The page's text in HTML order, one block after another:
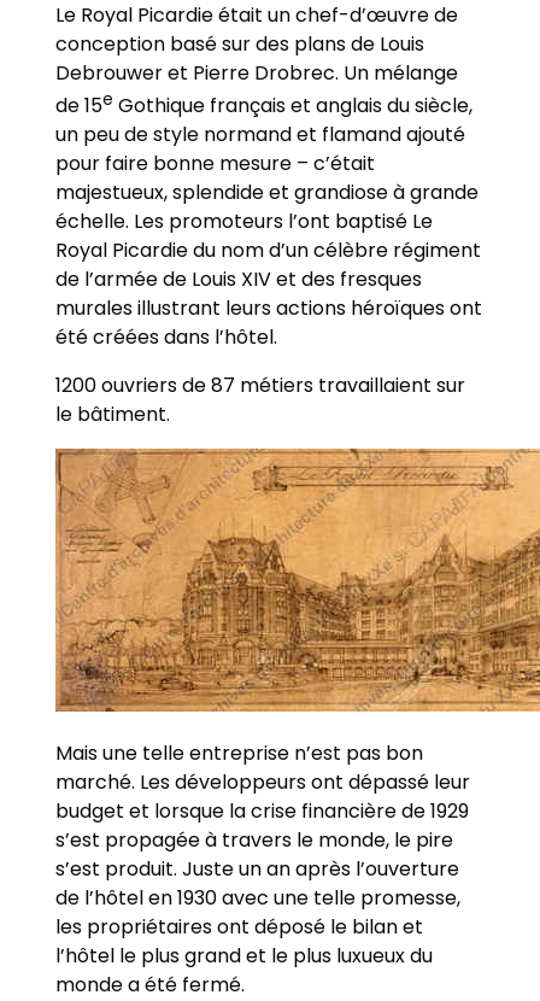
Le Royal Picardie était un chef-d’œuvre de
conception basé sur des plans de Louis
Debrouwer et Pierre Drobrec. Un mélange
de 15e Gothique français et anglais du siècle,
un peu de style normand et flamand ajouté
pour faire bonne mesure – c’était
majestueux, splendide et grandiose à grande
échelle. Les promoteurs l’ont baptisé Le
Royal Picardie du nom d’un célèbre régiment
de l’armée de Louis XIV et des fresques
murales illustrant leurs actions héroïques ont
été créées dans l’hôtel.
1200 ouvriers de 87 métiers travaillaient sur
le bâtiment.
Mais une telle entreprise n’est pas bon
marché. Les développeurs ont dépassé leur
budget et lorsque la crise financière de 1929
s’est propagée à travers le monde, le pire
s’est produit. Juste un an après l’ouverture
de l’hôtel en 1930 avec une telle promesse,
les propriétaires ont déposé le bilan et
l’hôtel le plus grand et le plus luxueux du
monde a été fermé.